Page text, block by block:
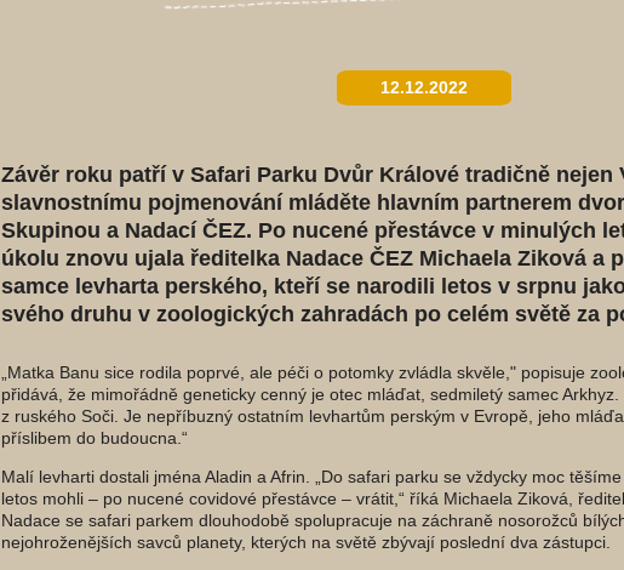
12.12.2022
Závěr roku patří v Safari Parku Dvůr Králové tradičně nejen
slavnostnímu pojmenování mláděte hlavním partnerem
Skupinou a Nadací ČEZ. Po nucené přestávce v minulých
úkolu znovu ujala ředitelka Nadace ČEZ Michaela Ziková a
samce levharta perského, kteří se narodili letos v srpnu
svého druhu v zoologických zahradách po celém světě za
„Matka Banu sice rodila poprvé, ale péči o potomky zvládla skvěle," popisuje
přidává, že mimořádně geneticky cenný je otec mláďat, sedmiletý samec
z ruského Soči. Je nepříbuzný ostatním levhartům perským v Evropě, jeho
příslibem do budoucna.“
Malí levharti dostali jména Aladin a Afrin. „Do safari parku se vždycky moc
letos mohli – po nucené covidové přestávce – vrátit,“ říká Michaela Ziková,
Nadace se safari parkem dlouhodobě spolupracuje na záchraně nosorožců
nejohroženějších savců planety, kterých na světě zbývají poslední dva zástupci.